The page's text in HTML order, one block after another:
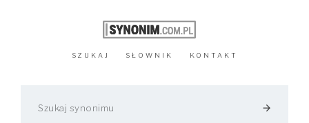
SZUKAJ SŁOWNIK KONTAKT
arrow_forward